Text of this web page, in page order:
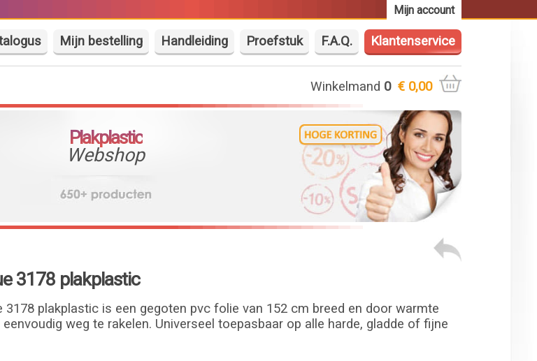
Mijn account
Mijn bestelling Handleiding Proefstuk F.A.Q. Klantenservice
Winkelmand 0 € 0,00
Plakplastic
Webshop
3178 plakplastic
plakplastic is een gegoten pvc folie van 152 cm breed en door warmte
weg te rakelen. Universeel toepasbaar op alle harde, gladde of fijne